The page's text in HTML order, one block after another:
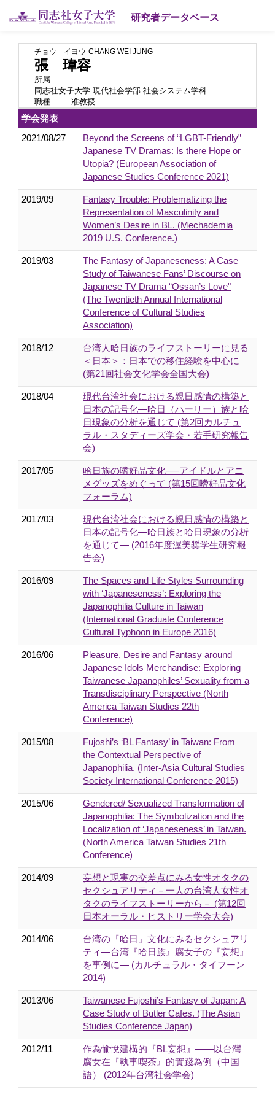
研究者データベース
チョウ イヨウ CHANG WEI JUNG
張 瑋容
所属
同志社女子大学 現代社会学部 社会システム学科
職種
准教授
学会発表
2021/08/27
Beyond the Screens of “LGBT-Friendly”
Japanese TV Dramas: Is there Hope or
Utopia? (European Association of
Japanese Studies Conference 2021)
2019/09
Fantasy Trouble: Problematizing the
Representation of Masculinity and
Women’s Desire in BL. (Mechademia
2019 U.S. Conference.)
2019/03
The Fantasy of Japaneseness: A Case
Study of Taiwanese Fans’ Discourse on
Japanese TV Drama “Ossan’s Love"
(The Twentieth Annual International
Conference of Cultural Studies
Association)
2018/12
台湾人哈日族のライフストーリーに見る
＜日本＞：日本での移住経験を中心に
(第21回社会文化学会全国大会)
2018/04
現代台湾社会における親日感情の構築と
日本の記号化―哈日（ハーリー）族と哈
日現象の分析を通じて (第2回カルチュ
ラル・スタディーズ学会・若手研究報告
会)
2017/05
哈日族の嗜好品文化──アイドルとアニ
メグッズをめぐって (第15回嗜好品文化
フォーラム)
2017/03
現代台湾社会における親日感情の構築と
日本の記号化―哈日族と哈日現象の分析
を通じて― (2016年度渥美奨学生研究報
告会)
2016/09
The Spaces and Life Styles Surrounding
with ‘Japaneseness’: Exploring the
Japanophilia Culture in Taiwan
(International Graduate Conference
Cultural Typhoon in Europe 2016)
2016/06
Pleasure, Desire and Fantasy around
Japanese Idols Merchandise: Exploring
Taiwanese Japanophiles’ Sexuality from a
Transdisciplinary Perspective (North
America Taiwan Studies 22th
Conference)
2015/08
Fujoshi’s ‘BL Fantasy’ in Taiwan: From
the Contextual Perspective of
Japanophilia. (Inter-Asia Cultural Studies
Society International Conference 2015)
2015/06
Gendered/ Sexualized Transformation of
Japanophilia: The Symbolization and the
Localization of ‘Japaneseness’ in Taiwan.
(North America Taiwan Studies 21th
Conference)
2014/09
妄想と現実の交差点にみる女性オタクの
セクシュアリティ－一人の台湾人女性オ
タクのライフストーリーから－ (第12回
日本オーラル・ヒストリー学会大会)
2014/06
台湾の『哈日』文化にみるセクシュアリ
ティ―台湾『哈日族』腐女子の『妄想』
を事例に― (カルチュラル・タイフーン
2014)
2013/06
Taiwanese Fujoshi’s Fantasy of Japan: A
Case Study of Butler Cafes. (The Asian
Studies Conference Japan)
2012/11
作為愉悅建構的『BL妄想』――以台灣
腐女在『執事喫茶』的實踐為例（中国
語） (2012年台湾社会学会)